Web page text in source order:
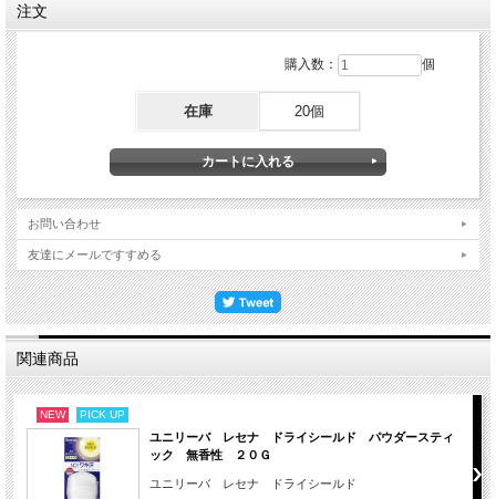
注文
購入数： 個
在庫 20個
お問い合わせ
友達にメールですすめる
関連商品
NEW PICK UP
ユニリーバ レセナ ドライシールド パウダースティ
ック 無香性 ２０Ｇ
ユニリーバ レセナ ドライシールド